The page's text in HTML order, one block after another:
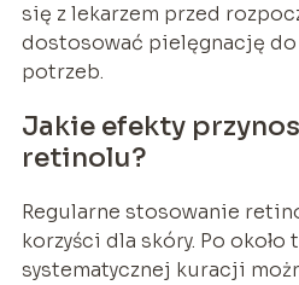
się z lekarzem przed
dostosować pielęgnację
potrzeb.
Jakie efekty
retinolu?
Regularne stosowanie
korzyści dla skóry. Po
systematycznej kuracji